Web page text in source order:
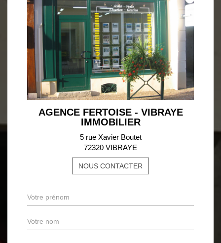
AGENCE FERTOISE - VIBRAYE
IMMOBILIER
5 rue Xavier Boutet
72320 VIBRAYE
NOUS CONTACTER